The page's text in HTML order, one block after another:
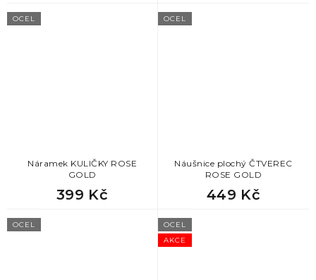
OCEL
Náramek KULIČKY ROSE
GOLD
399 Kč
OCEL
Náušnice plochý ČTVEREC
ROSE GOLD
449 Kč
OCEL
AKCE
OCEL